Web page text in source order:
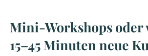
Mini-Workshops oder
15–45 Minuten neue